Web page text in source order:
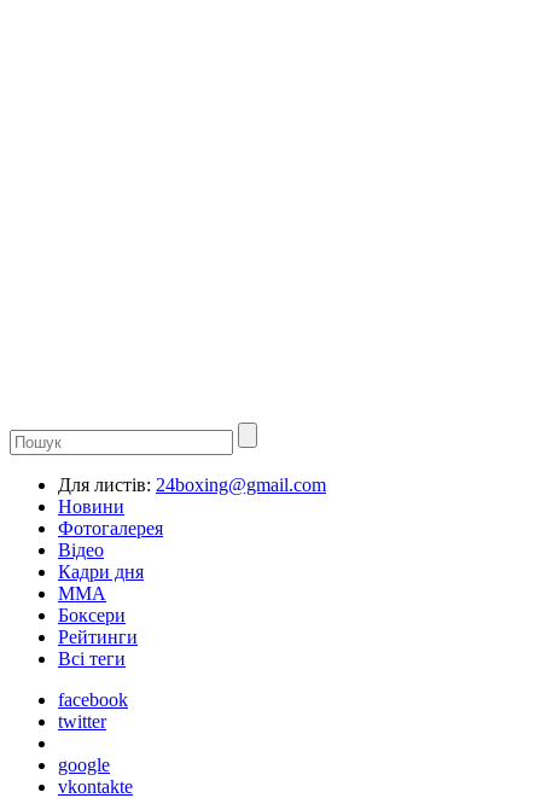
Для листів: 24boxing@gmail.com
Новини
Фотогалерея
Відео
Кадри дня
ММА
Боксери
Рейтинги
Всі теги
facebook
twitter
google
vkontakte